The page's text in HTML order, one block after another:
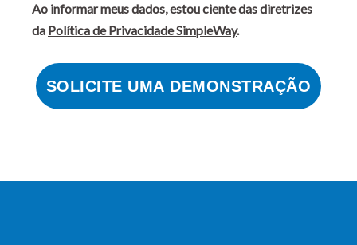
Tracking das
ações para
Programas de
Ao informar meus dados, estou ciente das diretrizes
da Política de Privacidade SimpleWay.
SOLICITE UMA DEMONSTRAÇÃO